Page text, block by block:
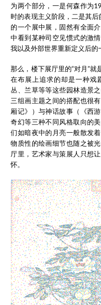
为两个部分，一是何森作为
时的表现主义阶段，二是其后
的一个展中展，固然有全面
中看到某种司空见惯式的激
我以及外部世界重新定义后的
那么，楼下展厅里的“对月”
在布展上追求的却是一种戏
丛、兰草等等这些园林造景
三组画主题之间的搭配也很
厢记》）与神话故事（《西
奇幻等三种不同风格取向的
们如暗夜中的月亮一般散发
物质性的绘画细节也随之被
厅里，艺术家与策展人只想
怀。